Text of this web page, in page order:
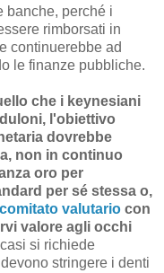
banche, perché i
rimborsati in
continuerebbe ad
le finanze pubbliche.
che i keynesiani
l'obiettivo
dovrebbe
non in continuo
oro per
per sé stessa o,
comitato valutario con
valore agli occhi
si richiede
stringere i denti